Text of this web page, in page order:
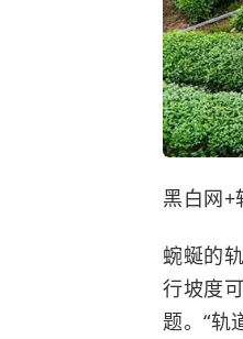
黑白网+
蜿蜒的
行坡度
题。“轨